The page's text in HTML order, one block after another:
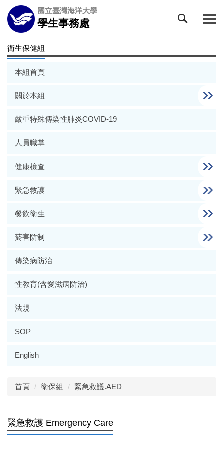
跳
到
主
內
國立臺灣海洋大學
學生事務處
衛生保健組
本組首頁
關於本組
嚴重特殊傳染性肺炎COVID-19
人員職掌
健康檢查
緊急救護
餐飲衛生
菸害防制
傳染病防治
性教育(含愛滋病防治)
法規
SOP
English
首頁 衛保組 緊急救護.AED
緊急救護 Emergency Care